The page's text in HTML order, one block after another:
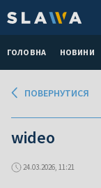
ГОЛОВНА НОВИНИ
ПОВЕРНУТИСЯ
wideo
24.03.2026, 11:21